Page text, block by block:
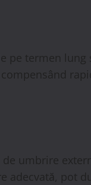
pe termen lung
umbrire
adecvată, pot